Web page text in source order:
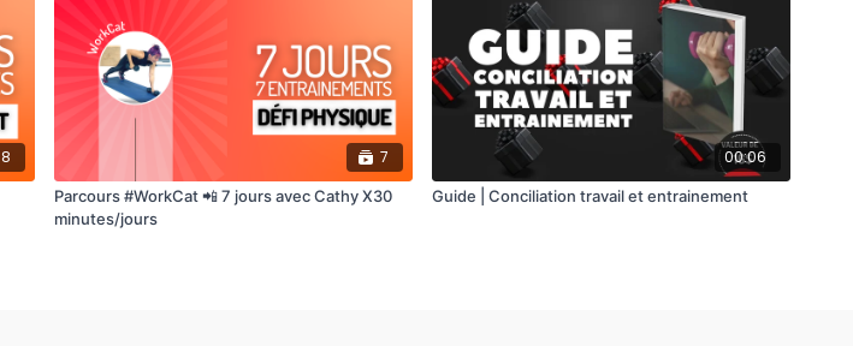
8 7
Parcours #WorkCat 📲 7 jours avec Cathy X30
minutes/jours
00:06
Guide | Conciliation travail et entrainement